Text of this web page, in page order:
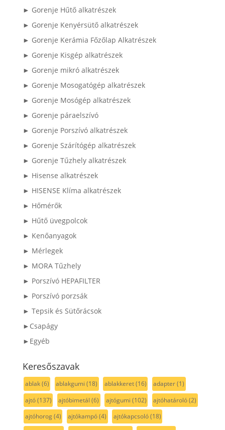
► Gorenje Hűtő alkatrészek
► Gorenje Kenyérsütő alkatrészek
► Gorenje Kerámia Főzőlap Alkatrészek
► Gorenje Kisgép alkatrészek
► Gorenje mikró alkatrészek
► Gorenje Mosogatógép alkatrészek
► Gorenje Mosógép alkatrészek
► Gorenje páraelszívó
► Gorenje Porszívó alkatrészek
► Gorenje Szárítógép alkatrészek
► Gorenje Tűzhely alkatrészek
► Hisense alkatrészek
► HISENSE Klíma alkatrészek
► Hőmérők
► Hűtő üvegpolcok
► Kenőanyagok
► Mérlegek
► MORA Tűzhely
► Porszívó HEPAFILTER
► Porszívó porzsák
► Tepsik és Sütőrácsok
►Csapágy
►Egyéb
Keresőszavak
ablak(6) ablakgumi (18) ablakkeret(16) adapter(1)
ajtó(137) ajtóbimetál (6) ajtógumi (102) ajtóhatároló(2)
ajtóhorog(4) ajtókampó(4) ajtókapcsoló(18)